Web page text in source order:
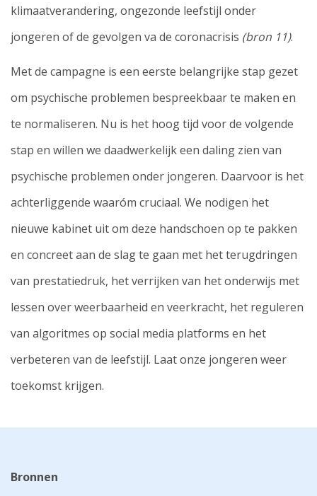
klimaatverandering, ongezonde leefstijl onder
jongeren of de gevolgen va de coronacrisis (bron 11).
Met de campagne is een eerste belangrijke stap gezet
om psychische problemen bespreekbaar te maken en
te normaliseren. Nu is het hoog tijd voor de volgende
stap en willen we daadwerkelijk een daling zien van
psychische problemen onder jongeren. Daarvoor is het
achterliggende waaróm cruciaal. We nodigen het
nieuwe kabinet uit om deze handschoen op te pakken
en concreet aan de slag te gaan met het terugdringen
van prestatiedruk, het verrijken van het onderwijs met
lessen over weerbaarheid en veerkracht, het reguleren
van algoritmes op social media platforms en het
verbeteren van de leefstijl. Laat onze jongeren weer
toekomst krijgen.
Bronnen